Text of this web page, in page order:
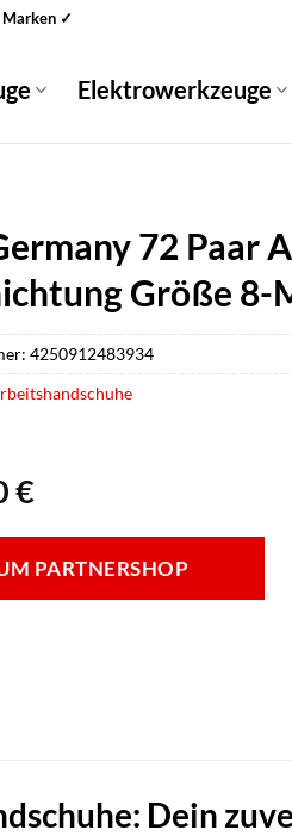
Marken ✓
Elektrowerkzeuge
72 Paar
Größe 8-
€
PARTNERSHOP
4250912483934
Dein